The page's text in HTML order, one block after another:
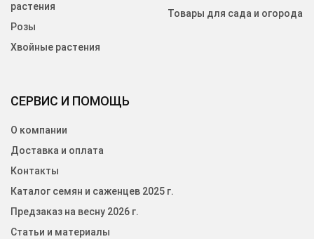
СЕРВИС И ПОМОЩЬ
О компании
Доставка и оплата
Контакты
Каталог семян и саженцев 2025 г.
Предзаказ на весну 2026 г.
Статьи и материалы
растения
Розы
Хвойные растения
Товары для сада и огорода